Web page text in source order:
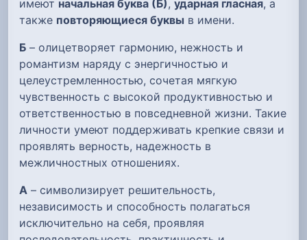
имеют начальная буква (Б), ударная гласная, а
также повторяющиеся буквы в имени.
Б – олицетворяет гармонию, нежность и
романтизм наряду с энергичностью и
целеустремленностью, сочетая мягкую
чувственность с высокой продуктивностью и
ответственностью в повседневной жизни. Такие
личности умеют поддерживать крепкие связи и
проявлять верность, надежность в
межличностных отношениях.
А – символизирует решительность,
независимость и способность полагаться
исключительно на себя, проявляя